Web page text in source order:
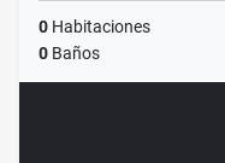
0 Habitaciones
0 Baños